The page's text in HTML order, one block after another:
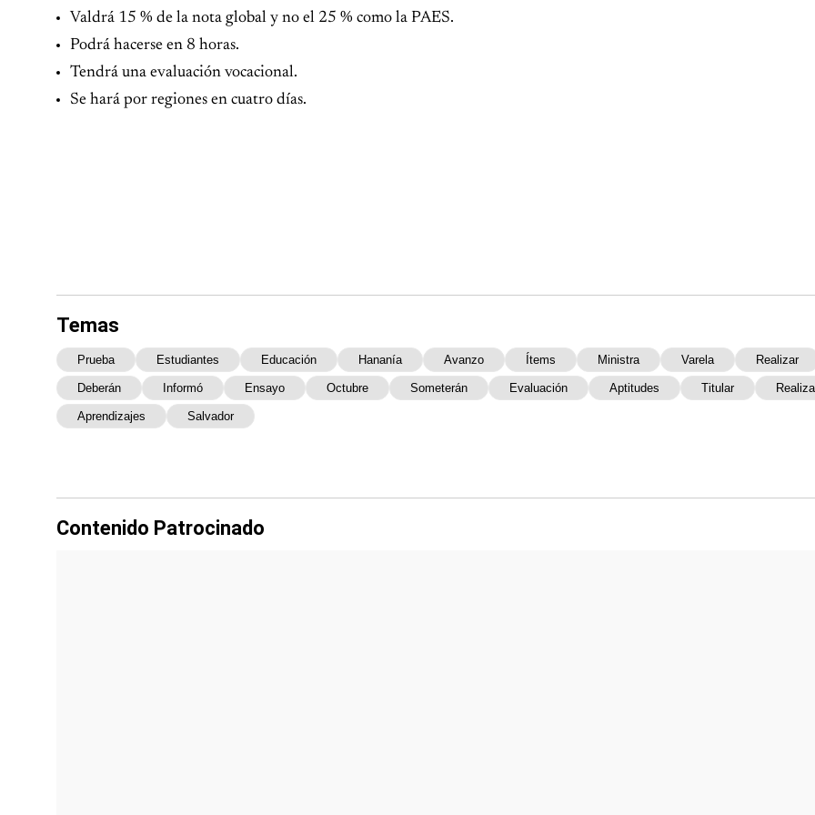
Valdrá 15 % de la nota global y no el 25 % como la PAES.
Podrá hacerse en 8 horas.
Tendrá una evaluación vocacional.
Se hará por regiones en cuatro días.
Temas
Prueba Estudiantes Educación Hananía Avanzo Ítems Ministra Varela Realizar
Deberán Informó Ensayo Octubre Someterán Evaluación Aptitudes Titular
Aprendizajes Salvador
Contenido Patrocinado